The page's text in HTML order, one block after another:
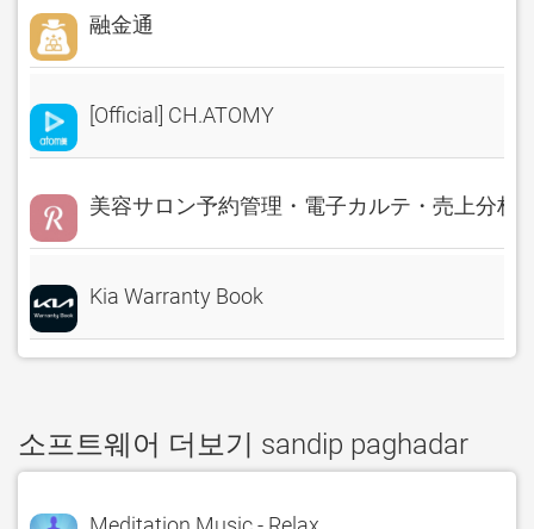
融金通
[Official] CH.ATOMY
美容サロン予約管理・電子カルテ・売上分析
Kia Warranty Book
소프트웨어 더보기 sandip paghadar